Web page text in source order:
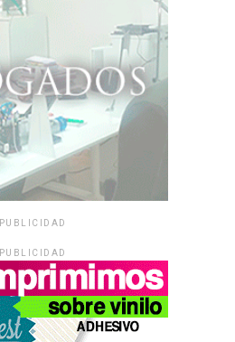
PUBLICIDAD
PUBLICIDAD